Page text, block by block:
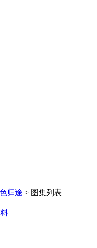
归途 > 图集列表